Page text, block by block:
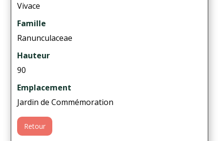
Vivace
Famille
Ranunculaceae
Hauteur
90
Emplacement
Jardin de Commémoration
Retour